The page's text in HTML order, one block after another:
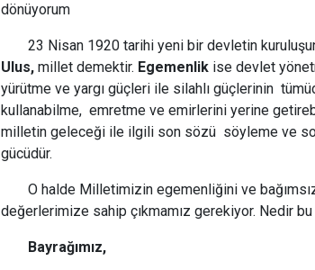
dönüyorum
23 Nisan 1920 tarihi yeni bir devletin
Ulus, millet demektir. Egemenlik ise devlet
yürütme ve yargı güçleri ile silahlı güçlerinin
kullanabilme, emretme ve emirlerini yerine
milletin geleceği ile ilgili son sözü söyleme ve
gücüdür.
O halde Milletimizin egemenliğini ve
değerlerimize sahip çıkmamız gerekiyor. Nedir
Bayrağımız,